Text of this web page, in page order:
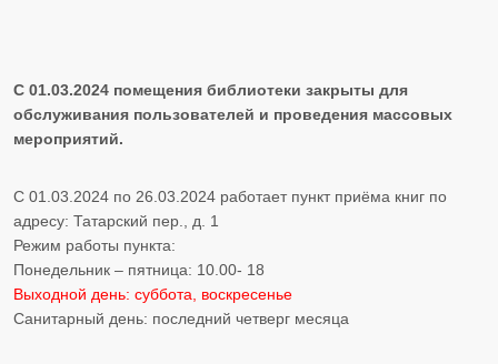
С 01.03.2024 помещения библиотеки закрыты для
обслуживания пользователей и проведения массовых
мероприятий.
С 01.03.2024 по 26.03.2024 работает пункт приёма книг по
адресу: Татарский пер., д. 1
Режим работы пункта:
Понедельник – пятница: 10.00- 18
Выходной день: суббота, воскресенье
Санитарный день: последний четверг месяца